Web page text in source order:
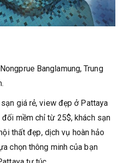
Banglamung, Trung
giá rẻ, view đẹp ở Pattaya
mềm chỉ từ 25$, khách sạn
thất đẹp, dịch vụ hoàn hảo
chọn thông minh của bạn